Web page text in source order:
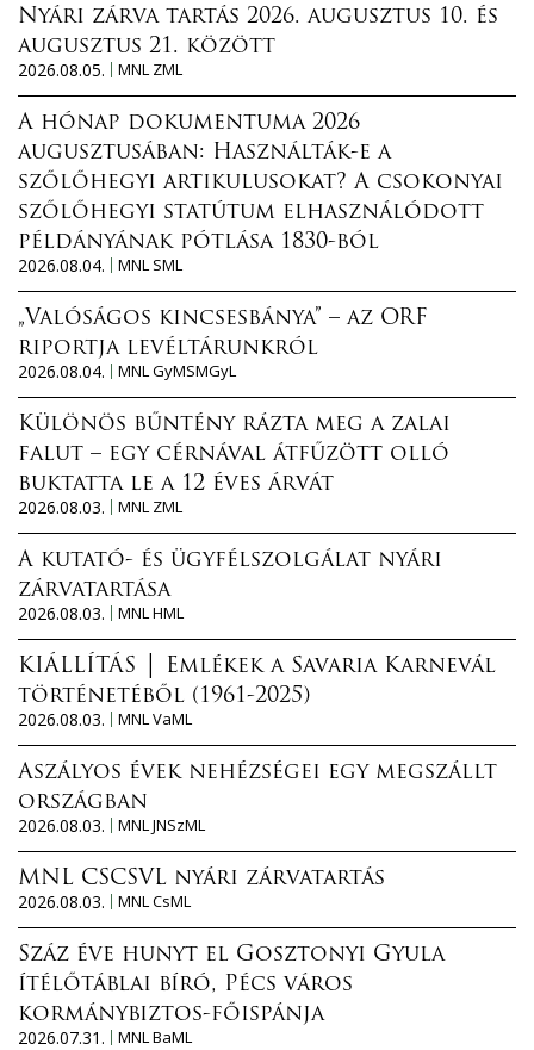
Nyári zárva tartás 2026. augusztus 10. és
augusztus 21. között
2026.08.05.
MNL ZML
A hónap dokumentuma 2026
augusztusában: Használták-e a
szőlőhegyi artikulusokat? A csokonyai
szőlőhegyi statútum elhasználódott
példányának pótlása 1830-ból
2026.08.04.
MNL SML
„Valóságos kincsesbánya” – az ORF
riportja levéltárunkról
2026.08.04.
MNL GyMSMGyL
Különös bűntény rázta meg a zalai
falut – egy cérnával átfűzött olló
buktatta le a 12 éves árvát
2026.08.03.
MNL ZML
A kutató- és ügyfélszolgálat nyári
zárvatartása
2026.08.03.
MNL HML
KIÁLLÍTÁS │ Emlékek a Savaria Karnevál
történetéből (1961-2025)
2026.08.03.
MNL VaML
Aszályos évek nehézségei egy megszállt
országban
2026.08.03.
MNL JNSzML
MNL CSCSVL nyári zárvatartás
2026.08.03.
MNL CsML
Száz éve hunyt el Gosztonyi Gyula
ítélőtáblai bíró, Pécs város
kormánybiztos-főispánja
2026.07.31.
MNL BaML